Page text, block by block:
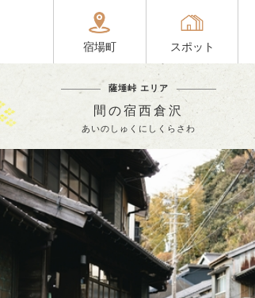
宿場町 スポット
薩埵峠 エリア
間の宿西倉沢
あいのしゅくにしくらさわ